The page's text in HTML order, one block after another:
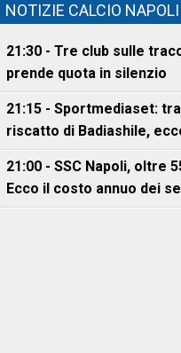
NOTIZIE CALCIO NAPOLI
21:30 - Tre club sulle
prende quota in silenzio
21:15 - Sportmediaset:
riscatto di Badiashile,
21:00 - SSC Napoli, oltre
Ecco il costo annuo dei